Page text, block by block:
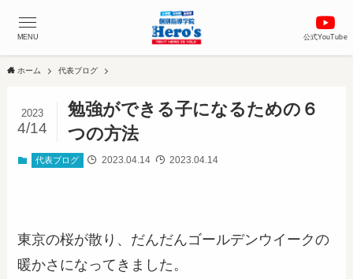
公式YouTube
MENU
ホーム 代表ブログ
勉強ができる子になるための６
つの方法
2023
4/14
代表ブログ 2023.04.14 2023.04.14
東京の桜が散り、だんだんゴールデンウイークの
暖かさになってきました。